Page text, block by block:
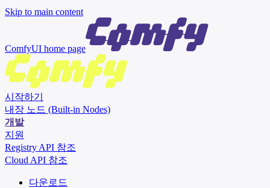
Skip to main content
ComfyUI home page
시작하기
내장 노드 (Built-in Nodes)
개발
지원
Registry API 참조
Cloud API 참조
다운로드